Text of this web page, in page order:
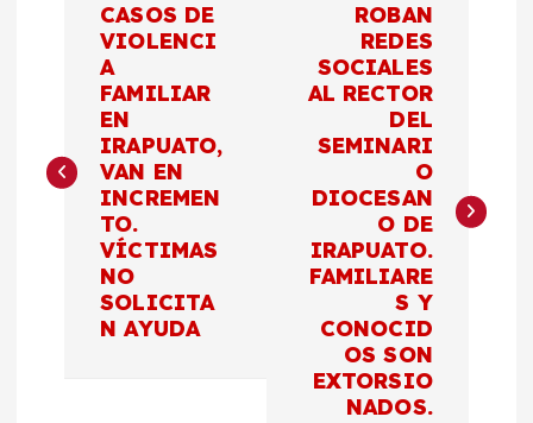
e
CASOS DE
VIOLENCI
A
FAMILIAR
EN
IRAPUATO,
VAN EN
INCREMEN
TO.
VÍCTIMAS
NO
SOLICITA
N AYUDA
ROBAN
REDES
SOCIALES
AL RECTOR
DEL
SEMINARI
O
DIOCESAN
O DE
IRAPUATO.
FAMILIARE
S Y
CONOCID
OS SON
EXTORSIO
NADOS.